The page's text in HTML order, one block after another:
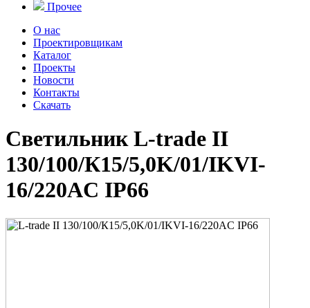
Прочее
О нас
Проектировщикам
Каталог
Проекты
Новости
Контакты
Скачать
Светильник L-trade II
130/100/К15/5,0K/01/IKVI-
16/220AC IP66